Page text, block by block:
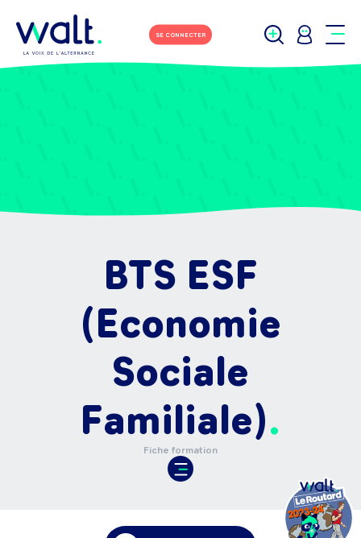
SE CONNECTER
BTS ESF
(Economie
Sociale
Familiale)
Fiche formation